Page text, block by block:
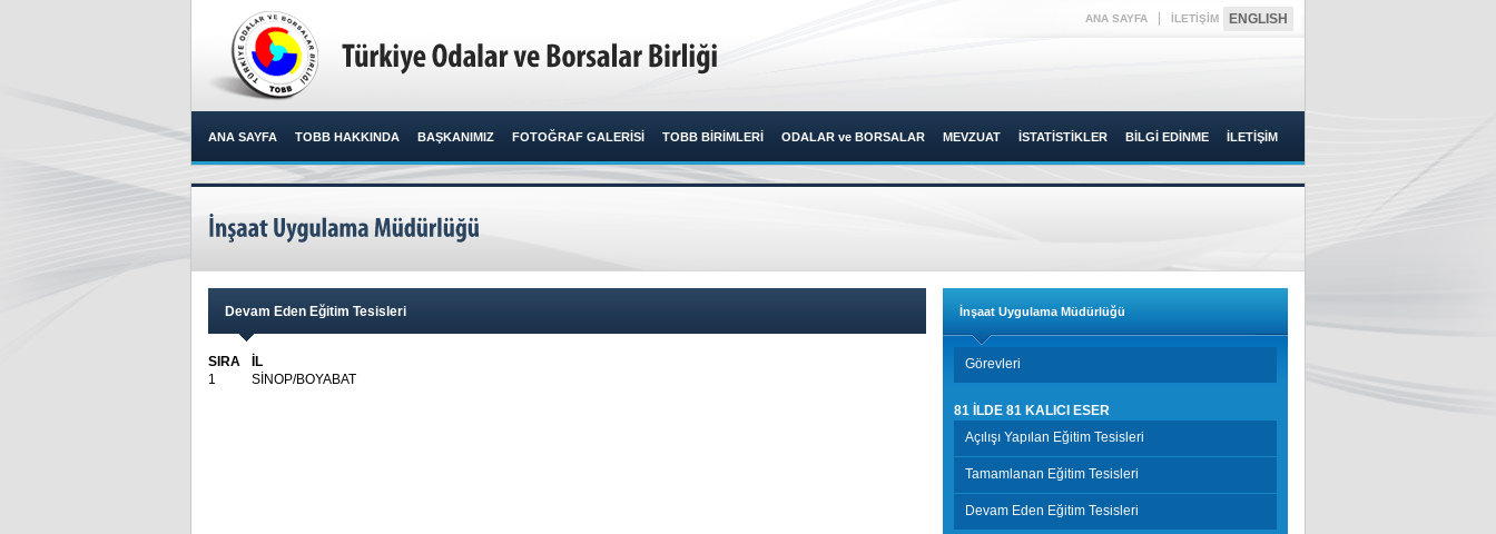
ANA SAYFA İLETİŞİM ENGLISH
ANA SAYFA TOBB HAKKINDA BAŞKANIMIZ FOTOĞRAF GALERİSİ TOBB BİRİMLERİ ODALAR ve BORSALAR MEVZUAT İSTATİSTİKLER BİLGİ EDİNME İLETİŞİM
Devam Eden Eğitim Tesisleri
SIRA
İL
1
SİNOP/BOYABAT
İnşaat Uygulama Müdürlüğü
Görevleri
81 İLDE 81 KALICI ESER
Açılışı Yapılan Eğitim Tesisleri
Tamamlanan Eğitim Tesisleri
Devam Eden Eğitim Tesisleri